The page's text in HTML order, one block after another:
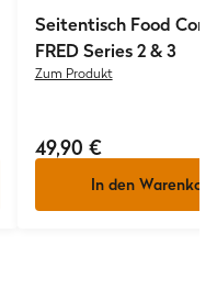
Seitentisch Food
FRED Series 2 & 3
Zum Produkt
49,90 €
In den Warenkorb